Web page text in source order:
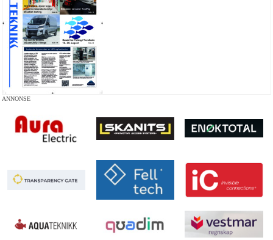
ANNONSE